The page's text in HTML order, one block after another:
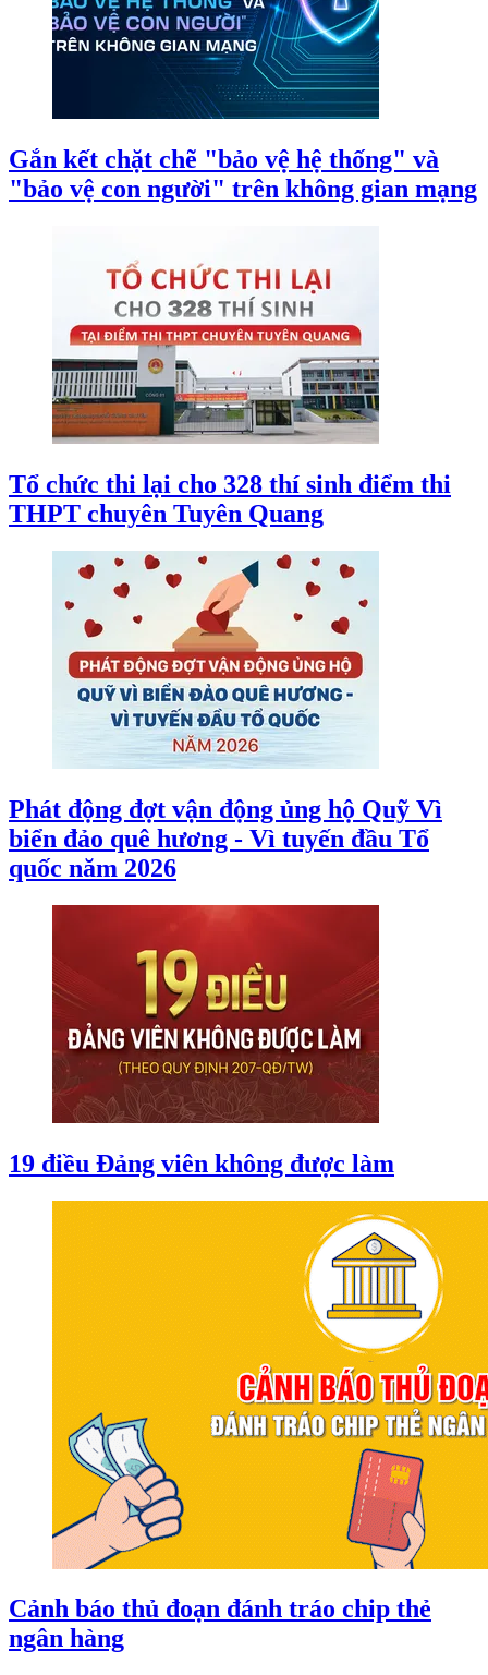
Gắn kết chặt chẽ "bảo vệ hệ thống" và
"bảo vệ con người" trên không gian mạng
Tổ chức thi lại cho 328 thí sinh điểm thi
THPT chuyên Tuyên Quang
Phát động đợt vận động ủng hộ Quỹ Vì
biển đảo quê hương - Vì tuyến đầu Tổ
quốc năm 2026
19 điều Đảng viên không được làm
Cảnh báo thủ đoạn đánh tráo chip thẻ
ngân hàng